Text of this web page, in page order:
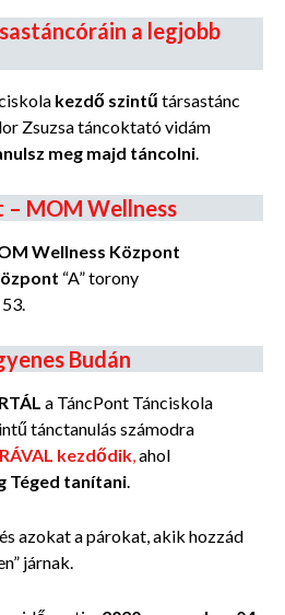
a legjobb
kezdő szintű társastánc
Zsuzsa táncoktató vidám
meg majd táncolni
– MOM Wellness
Wellness Központ
“A” torony
Budán
a TáncPont Tánciskola
tánctanulás számodra
kezdődik ahol
Téged tanítani
azokat a párokat, akik hozzád
járnak.